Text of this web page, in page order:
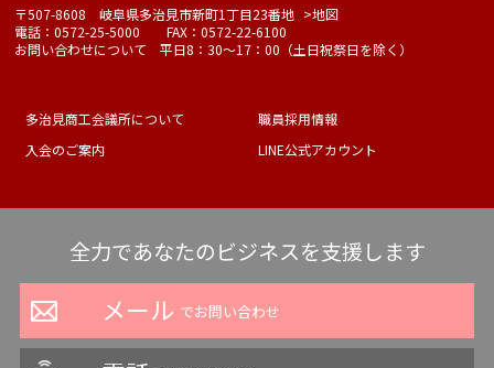
〒507-8608 岐阜県多治見市新町1丁目23番地 >地図
電話：0572-25-5000 FAX：0572-22-6100
お問い合わせについて 平日8：30～17：00（土日祝祭日を除く）
多治見商工会議所について
職員採用情報
入会のご案内
LINE公式アカウント
全力であなたのビジネスを支援します
メール でお問い合わせ